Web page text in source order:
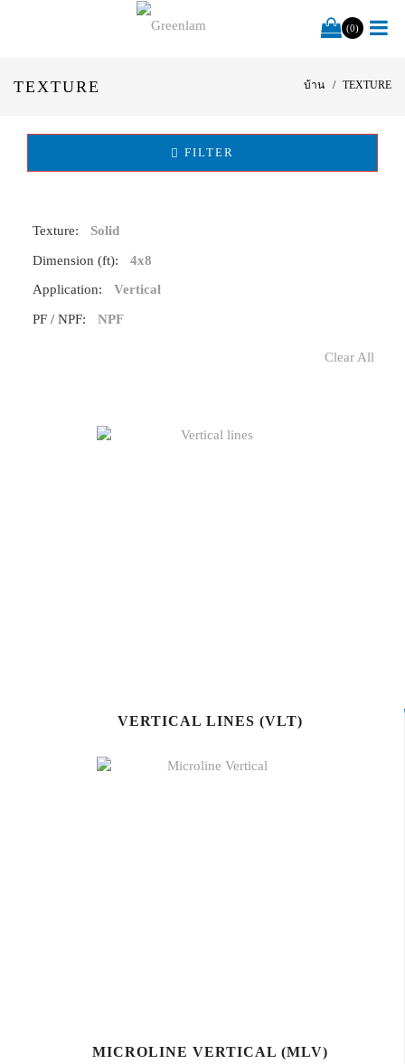
(0)
TEXTURE บ้าน TEXTURE
FILTER
Texture: Solid
Dimension (ft): 4x8
Application: Vertical
PF / NPF: NPF
Clear All
VERTICAL LINES (VLT)
MICROLINE VERTICAL (MLV)